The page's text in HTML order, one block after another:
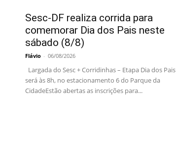
Sesc-DF realiza corrida para
comemorar Dia dos Pais neste
sábado (8/8)
Flávio - 06/08/2026
Largada do Sesc + Corridinhas – Etapa Dia dos Pais
será às 8h, no estacionamento 6 do Parque da
CidadeEstão abertas as inscrições para...